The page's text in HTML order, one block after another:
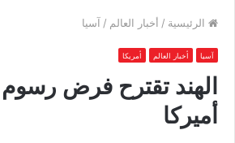
الرئيسية / أخبار العالم / آسيا
آسيا أخبار العالم أمريكا
الهند تقترح فرض رسوم
أميركا